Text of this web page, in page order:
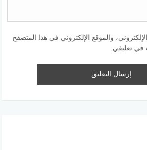
والموقع الإلكتروني في هذا المتصفح
في تعليقي.